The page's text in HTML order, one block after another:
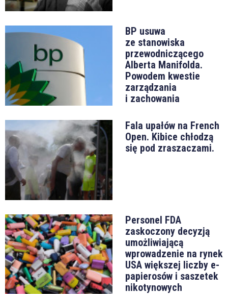
BP usuwa
ze stanowiska
przewodniczącego
Alberta Manifolda.
Powodem kwestie
zarządzania
i zachowania
Fala upałów na French
Open. Kibice chłodzą
się pod zraszaczami.
Personel FDA
zaskoczony decyzją
umożliwiającą
wprowadzenie na rynek
USA większej liczby e-
papierosów i saszetek
nikotynowych